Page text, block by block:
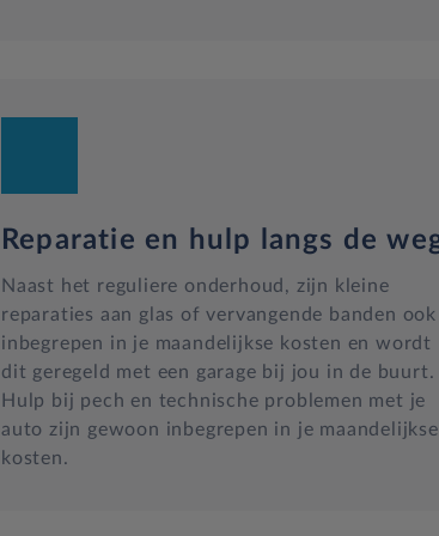
Reparatie en hulp langs de
Naast het reguliere onderhoud, zijn kleine
reparaties aan glas of vervangende banden ook
inbegrepen in je maandelijkse kosten en wordt
dit geregeld met een garage bij jou in de buurt.
Hulp bij pech en technische problemen met je
auto zijn gewoon inbegrepen in je maandelijkse
kosten.